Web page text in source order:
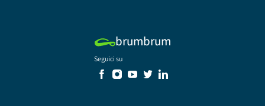
brumbrum
Seguici su